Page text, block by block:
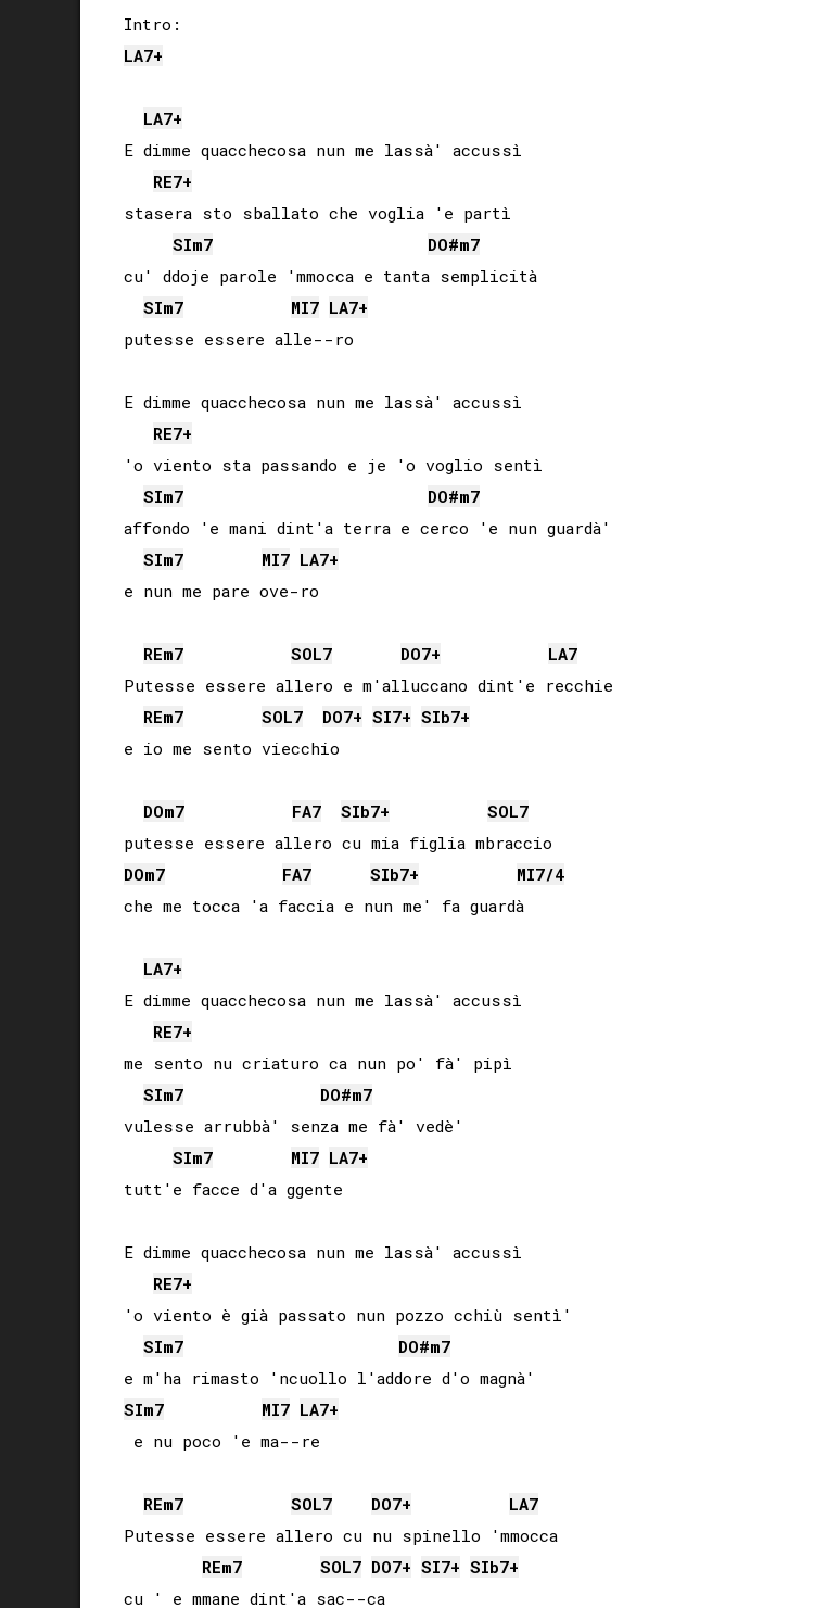
LA7+
LA7+
E dimme quacchecosa nun me lassà' accussì
RE7+
stasera sto sballato che voglia 'e partì
SIm7 DO#m7
cu' ddoje parole 'mmocca e tanta semplicità
SIm7 MI7 LA7+
putesse essere alle--ro
E dimme quacchecosa nun me lassà' accussì
RE7+
'o viento sta passando e je 'o voglio sentì
SIm7 DO#m7
affondo 'e mani dint'a terra e cerco 'e nun guardà'
SIm7 MI7 LA7+
REm7 SOL7 DO7+ LA7
Putesse essere allero e m'alluccano dint'e recchie
REm7 SOL7 DO7+ SI7+ SIb7+
DOm7 FA7 SIb7+ SOL7
DOm7 FA7 SIb7+ MI7/4
LA7+
E dimme quacchecosa nun me lassà' accussì
RE7+
me sento nu criaturo ca nun po' fà' pipì
SIm7 DO#m7
vulesse arrubbà' senza me fà' vedè'
SIm7 MI7 LA7+
tutt'e facce d'a ggente
E dimme quacchecosa nun me lassà' accussì
RE7+
'o viento è già passato nun pozzo cchiù sentì'
SIm7 DO#m7
SIm7 MI7 LA7+
REm7 SOL7 DO7+ LA7
Putesse essere allero cu nu spinello 'mmocca
REm7 SOL7 DO7+ SI7+ SIb7+